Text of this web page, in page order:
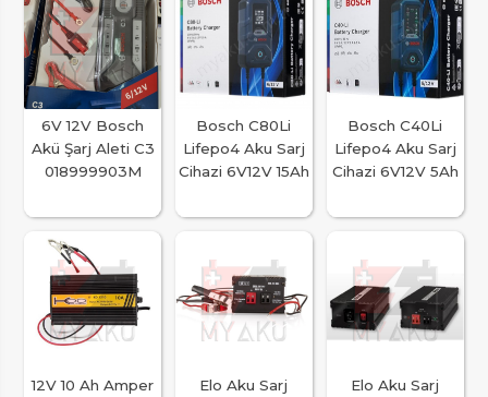
6V 12V Bosch
Akü Şarj Aleti C3
018999903M
Bosch C80Li
Lifepo4 Aku Sarj
Cihazi 6V12V 15Ah
Bosch C40Li
Lifepo4 Aku Sarj
Cihazi 6V12V 5Ah
12V 10 Ah Amper
Elo Aku Sarj
Elo Aku Sarj